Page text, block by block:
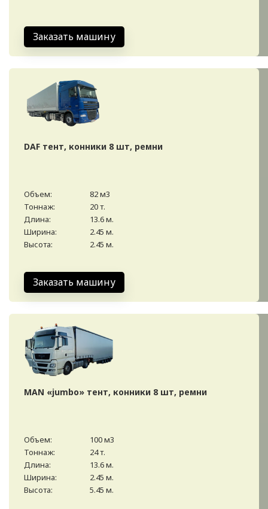
Заказать машину
DAF тент, конники 8 шт, ремни
Объем:
82 м3
Тоннаж:
20 т.
Длина:
13.6 м.
Ширина:
2.45 м.
Высота:
2.45 м.
Заказать машину
MAN «jumbo» тент, конники 8 шт, ремни
Объем:
100 м3
Тоннаж:
24 т.
Длина:
13.6 м.
Ширина:
2.45 м.
Высота:
5.45 м.